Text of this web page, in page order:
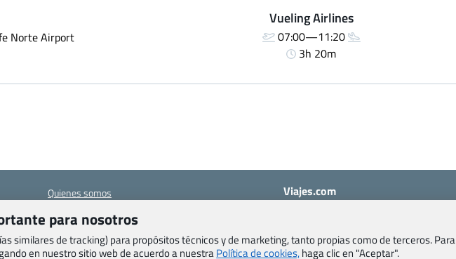
Norte Airport
Vueling Airlines
07:00—11:20
3h 20m
Quienes somos
Pasaporte, Visado, Salud y otras disposiciones
específicas
Viajes.com
38660 Miraverde – Adeje
Santa Cruz de Tenerife – España
para nosotros
similares de tracking) para propósitos técnicos y de marketing, tanto propias como de terceros. Para
en nuestro sitio web de acuerdo a nuestraPolítica de cookies,haga clic en "Aceptar".